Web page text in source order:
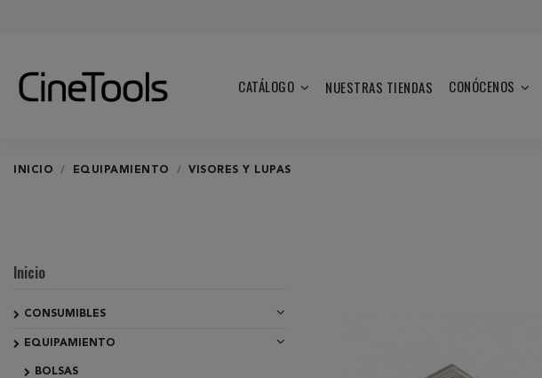
CATÁLOGO NUESTRAS TIENDAS CONÓCENOS
INICIO EQUIPAMIENTO VISORES Y LUPAS
Inicio
CONSUMIBLES
EQUIPAMIENTO
BOLSAS